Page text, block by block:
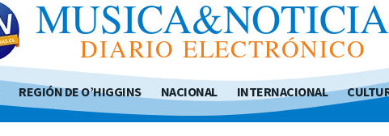
DIARIO ELECTRÓNICO
REGIÓN DE O’HIGGINS NACIONAL INTERNACIONAL